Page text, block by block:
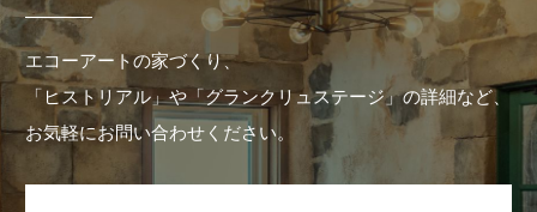
エコーアートの家づくり、
「ヒストリアル」や「グランクリュステージ」の詳細など、
お気軽にお問い合わせください。